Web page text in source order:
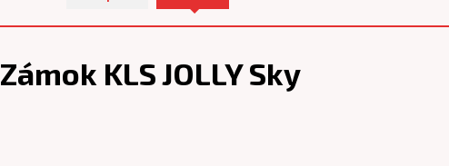
Zámok KLS JOLLY Sky